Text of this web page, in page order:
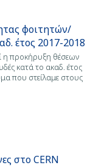
φοιτητών/
έτος 2017-2018
η προκήρυξη θέσεων
κατά το ακαδ. έτος
που στείλαμε στους
στο CERN